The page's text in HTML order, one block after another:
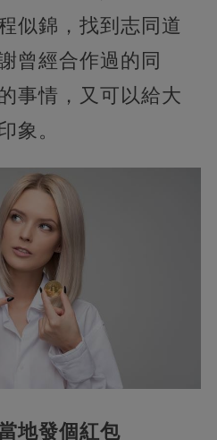
似錦，找到志同道
曾經合作過的同
事情，又可以給大
象。
地發個紅包